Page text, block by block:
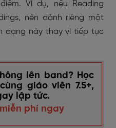
Ví dụ, nếu Reading
nên dành riêng một
dạng này thay vì tiếp tục
lên band? Học
giáo viên 7.5+,
lập tức.
phí ngay